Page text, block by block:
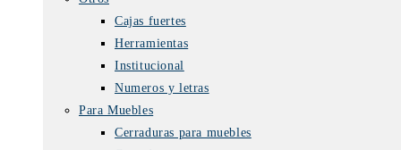
Cajas fuertes
Herramientas
Institucional
Numeros y letras
Para Muebles
Cerraduras para muebles